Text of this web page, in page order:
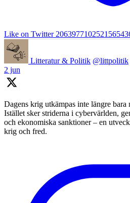
Like on Twitter
Litteratur & Politik @littpolitik
2 jun
Dagens krig utkämpas inte längre bara
Istället sker striderna i cybervärlden,
och ekonomiska sanktioner – en
krig och fred.